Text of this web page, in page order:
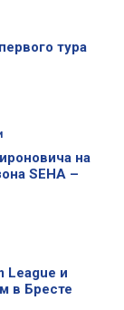
тура
на
SEHA –
League и
в Бресте